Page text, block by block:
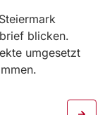
blicken.
umgesetzt